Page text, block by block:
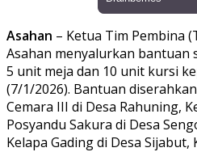
Asahan – Ketua Tim Pembina
Asahan menyalurkan bantuan
5 unit meja dan 10 unit kursi
(7/1/2026). Bantuan
Cemara III di Desa Rahuning,
Posyandu Sakura di Desa
Kelapa Gading di Desa Sijabut,